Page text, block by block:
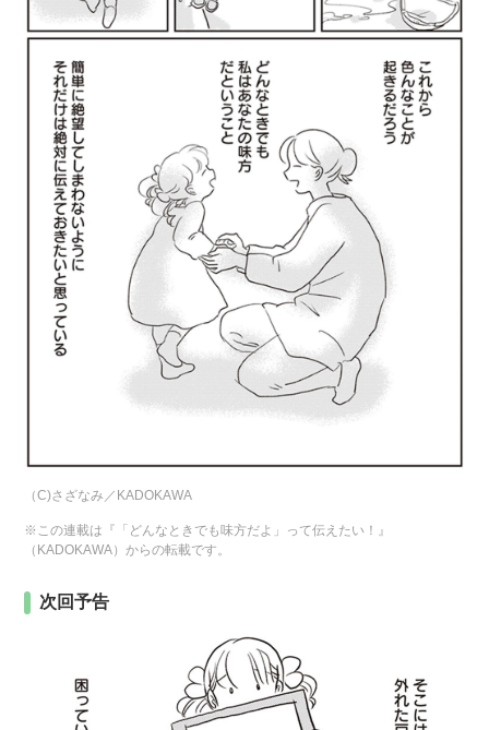
（C)さざなみ／KADOKAWA
※この連載は『「どんなときでも味方だよ」って伝えたい！』
（KADOKAWA）からの転載です。
次回予告